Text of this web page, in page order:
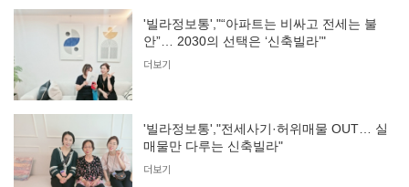
'빌라정보통',"“아파트는 비싸고 전세는 불
안”… 2030의 선택은 ‘신축빌라’"
더보기
'빌라정보통',"전세사기·허위매물 OUT… 실
매물만 다루는 신축빌라"
더보기